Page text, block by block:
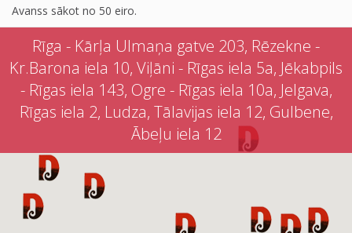
Avanss sākot no 50 eiro.
Rīga - Kārļa Ulmaņa gatve 203, Rēzekne -
Kr.Barona iela 10, Viļāni - Rīgas iela 5a, Jēkabpils
- Rīgas iela 143, Ogre - Rīgas iela 10a, Jelgava,
Rīgas iela 2, Ludza, Tālavijas iela 12, Gulbene,
Ābeļu iela 12